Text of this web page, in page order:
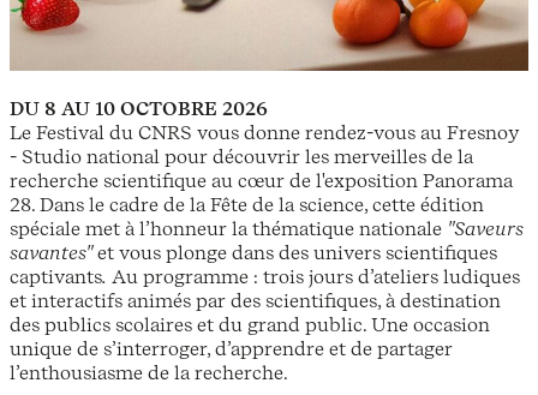
DU 8 AU 10 OCTOBRE 2026
Le Festival du CNRS vous donne rendez-vous au Fresnoy
- Studio national pour découvrir les merveilles de la
recherche scientifique au cœur de l'exposition Panorama
28. Dans le cadre de la Fête de la science, cette édition
spéciale met à l’honneur la thématique nationale "Saveurs
savantes"et vous plonge dans des univers scientifiques
captivants. Au programme : trois jours d’ateliers ludiques
et interactifs animés par des scientifiques, à destination
des publics scolaires et du grand public. Une occasion
unique de s’interroger, d’apprendre et de partager
l’enthousiasme de la recherche.